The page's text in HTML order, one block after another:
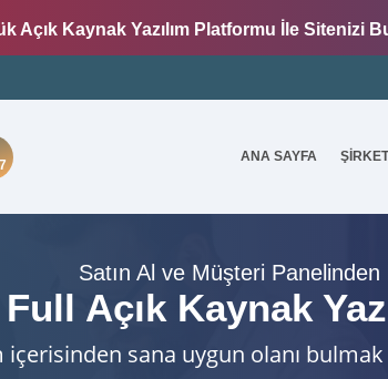
Açık Kaynak Yazılım Platformu İle Sitenizi
ANA SAYFA ŞİRKET
Satın Al ve Müşteri Panelinden
Full Açık Kaynak
içerisinden sana uygun olanı